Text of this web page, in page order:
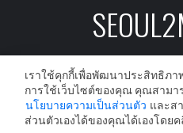
ข่าวบันเทิงเกาหลีอัพ
เกาหลี ละครเกาหลี แ
เราใช้คุกกี้เพื่อพัฒนาประสิทธิภ
การใช้เว็บไซต์ของคุณ คุณสามา
นโยบายความเป็นส่วนตัว และส
ส่วนตัวเองได้ของคุณได้เองโดย